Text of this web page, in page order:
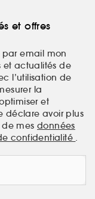
et offres
par email mon
et actualités de
l’utilisation de
la
et
déclare avoir plus
mes données
confidentialité .